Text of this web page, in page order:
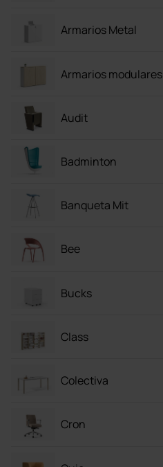
Armarios Metal
Armarios modulares
Audit
Badminton
Banqueta Mit
Bee
Bucks
Class
Colectiva
Cron